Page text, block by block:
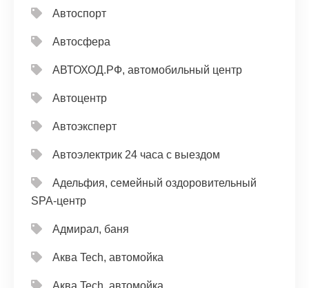
Автоспорт
Автосфера
АВТОХОД.РФ, автомобильный центр
Автоцентр
Автоэксперт
Автоэлектрик 24 часа с выездом
Адельфия, семейный оздоровительный
SPA-центр
Адмирал, баня
Аква Tech, автомойка